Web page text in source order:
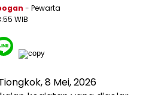
- Pewarta
WIB
,8 Mei, 2026